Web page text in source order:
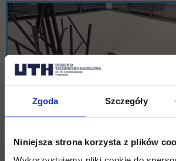
Zgoda Szczegóły
Niniejsza strona korzysta z plików